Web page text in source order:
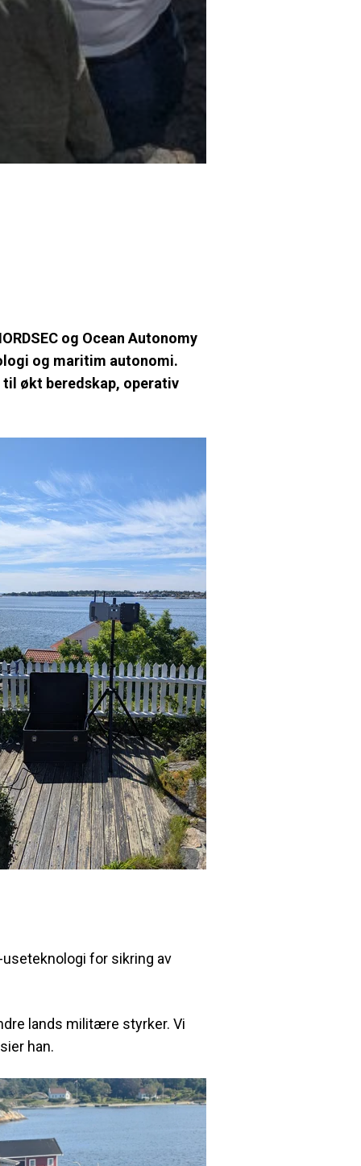
og Ocean Autonomy
og maritim autonomi.
økt beredskap, operativ
useteknologi for sikring av
lands militære styrker. Vi
han.